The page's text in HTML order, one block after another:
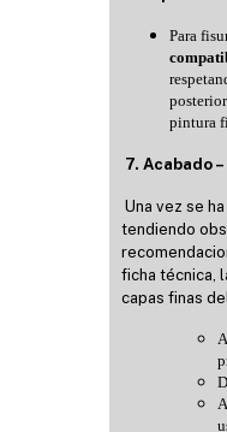
Para
pintura
7. Acabado
Una vez se
tendiendo
ficha técnica,
capas finas